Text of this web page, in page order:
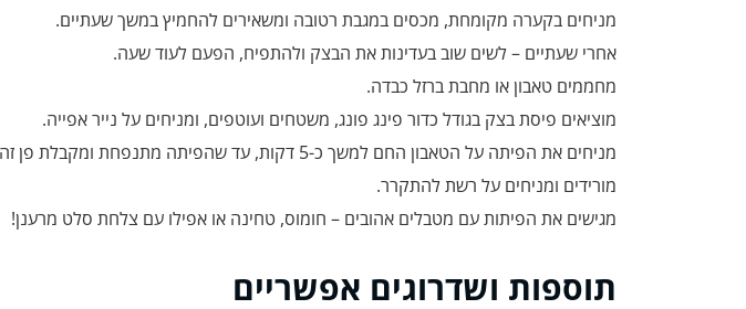
מניחים בקערה מקומחת, מכסים במגבת רטובה ומשאירים להחמיץ במשך שעתיים.
אחרי שעתיים – לשים שוב בעדינות את הבצק ולהתפיח, הפעם לעוד שעה.
מחממים טאבון או מחבת ברזל כבדה.
מוציאים פיסת בצק בגודל כדור פינג פונג, משטחים ועוטפים, ומניחים על נייר אפייה.
מניחים את הפיתה על הטאבון החם למשך כ-5 דקות, עד שהפיתה מתנפחת ומקבלת פן זהוב.
מורידים ומניחים על רשת להתקרר.
מגישים את הפיתות עם מטבלים אהובים – חומוס, טחינה או אפילו עם צלחת סלט מרענן!
תוספות ושדרוגים אפשריים